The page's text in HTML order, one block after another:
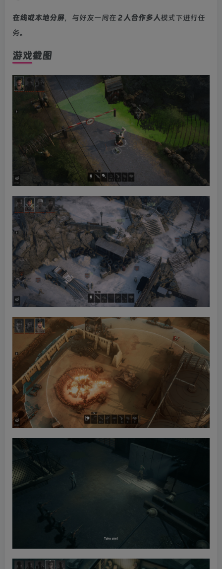
在线或本地分屏，与好友一同在 2 人合作多人模式下进行任
务。
游戏截图